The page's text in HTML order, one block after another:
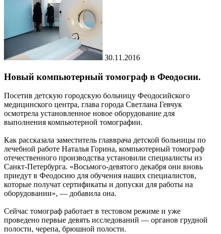
30.11.2016
Новый компьютерный томограф в Феодосии.
Посетив детскую городскую больницу Феодосийского
медицинского центра, глава города Светлана Гевчук
осмотрела установленное новое оборудование для
выполнения компьютерной томографии.
Как рассказала заместитель главврача детской больницы по
лечебной работе Наталья Горина, компьютерный томограф
отечественного производства установили специалисты из
Санкт-Петербурга. «Восьмого-девятого декабря они вновь
приедут в Феодосию для обучения наших специалистов,
которые получат сертификаты и допуски для работы на
оборудовании», — добавила она.
Сейчас томограф работает в тестовом режиме и уже
проведено первые девять исследований — органов грудной
полости, черепа, брюшной полости.